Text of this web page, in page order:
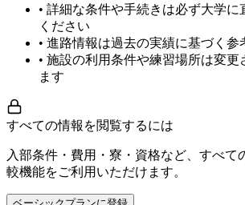
• 詳細な条件や手続きは必ず大学
ください
• 進路情報は過去の実績に基づく参
• 施設の利用条件や練習場所は変更
ます
すべての情報を閲覧するには
入部条件・費用・寮・資格など、すべて
較機能をご利用いただけます。